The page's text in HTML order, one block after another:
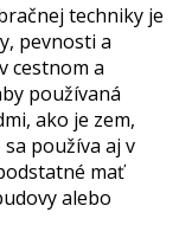
techniky je
pevnosti a
cestnom a
používaná
ako je zem,
používa aj v
mať
alebo